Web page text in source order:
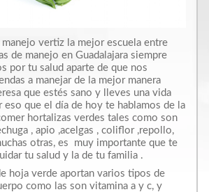
manejo vertiz la mejor escuela entre
de manejo en Guadalajara siempre
por tu salud aparte de que nos
a manejar de la mejor manera
que estés sano y lleves una vida
eso que el día de hoy te hablamos de la
hortalizas verdes tales como son
, apio ,acelgas , coliflor ,repollo,
otras, es muy importante que te
tu salud y la de tu familia .
hoja verde aportan varios tipos de
como las son vitamina a y c, y